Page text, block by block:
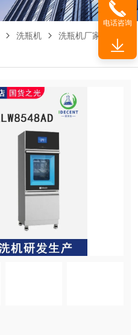
洗瓶机
洗瓶机厂家
电话咨询